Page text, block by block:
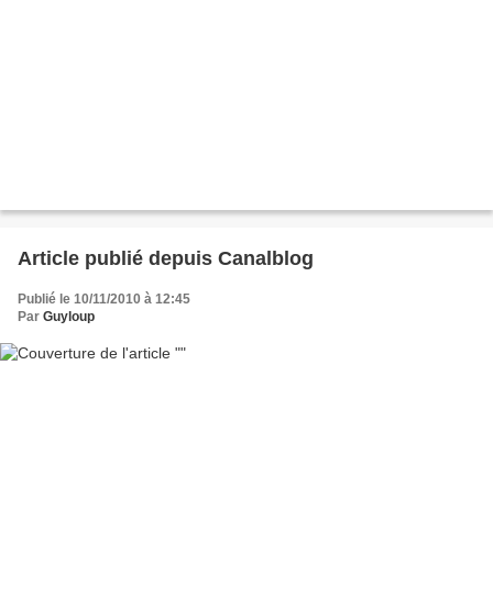
Article publié depuis Canalblog
Publié le 10/11/2010 à 12:45
Par Guyloup